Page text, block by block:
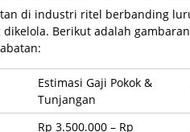
di industri ritel berbanding
dikelola. Berikut adalah
Estimasi Gaji Pokok &
Tunjangan
Rp 3.500.000 – Rp